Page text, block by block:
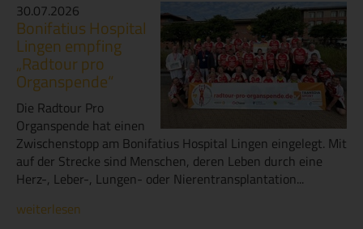
30.07.2026
Bonifatius Hospital
Lingen empfing
„Radtour pro
Organspende“
Die Radtour Pro
Organspende hat einen
Zwischenstopp am Bonifatius Hospital Lingen eingelegt. Mit
auf der Strecke sind Menschen, deren Leben durch eine
Herz-, Leber-, Lungen- oder Nierentransplantation...
weiterlesen